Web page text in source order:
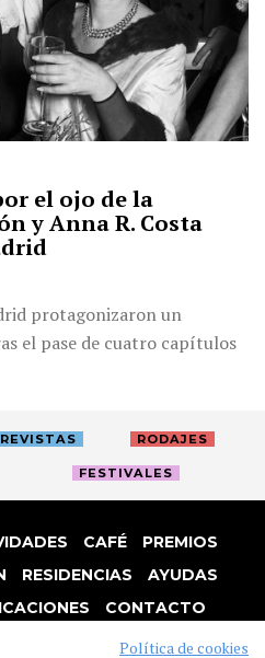
el ojo de la
y Anna R. Costa
protagonizaron un
el pase de cuatro capítulos
RODAJES
FESTIVALES
CAFÉ
PREMIOS
RESIDENCIAS
AYUDAS
CONTACTO
COOKIES
Política de cookies